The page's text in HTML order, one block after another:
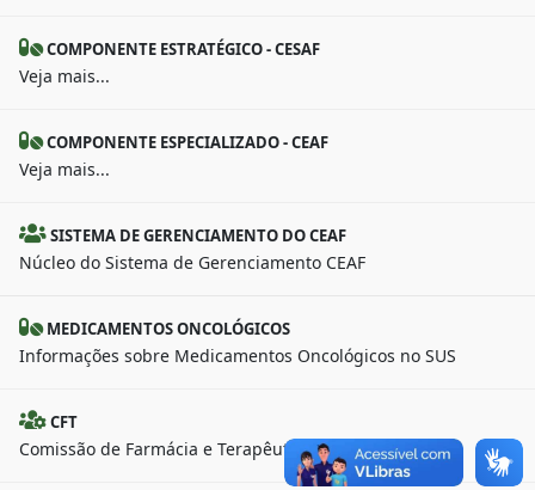
COMPONENTE ESTRATÉGICO - CESAF
Veja mais...
COMPONENTE ESPECIALIZADO - CEAF
Veja mais...
SISTEMA DE GERENCIAMENTO DO CEAF
Núcleo do Sistema de Gerenciamento CEAF
MEDICAMENTOS ONCOLÓGICOS
Informações sobre Medicamentos Oncológicos no SUS
CFT
Comissão de Farmácia e Terapêutica